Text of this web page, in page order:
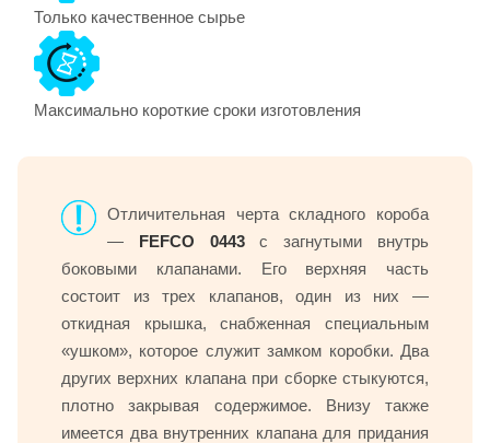
Только качественное сырье
Максимально короткие сроки изготовления
Отличительная черта складного короба
— FEFCO 0443с загнутыми внутрь
боковыми клапанами. Его верхняя часть
состоит из трех клапанов, один из них —
откидная крышка, снабженная специальным
«ушком», которое служит замком коробки. Два
других верхних клапана при сборке стыкуются,
плотно закрывая содержимое. Внизу также
имеется два внутренних клапана для придания